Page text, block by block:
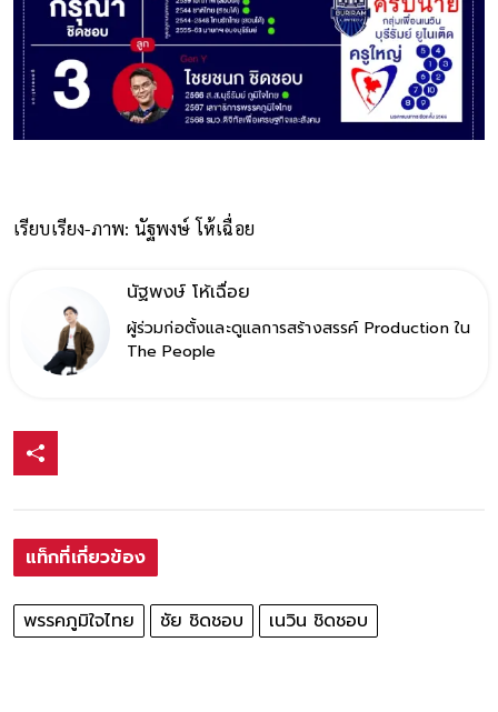
เรียบเรียง-ภาพ: นัฐพงษ์ โห้เฉื่อย
นัฐพงษ์ โห้เฉื่อย
ผู้ร่วมก่อตั้งและดูแลการสร้างสรรค์ Production ใน
The People
แท็กที่เกี่ยวข้อง
พรรคภูมิใจไทย ชัย ชิดชอบ เนวิน ชิดชอบ